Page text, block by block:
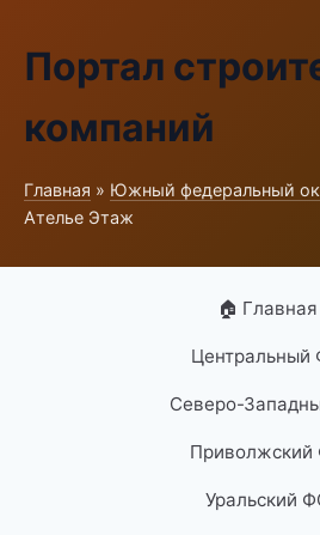
Портал
компаний
Главная » Южный федеральный
Ателье Этаж
🏠 Главная
Центральный
Северо-
Уральский